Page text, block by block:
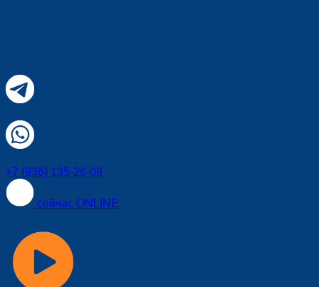
+7 (936) 135-26-09
сейчас ONLINE